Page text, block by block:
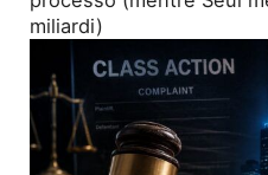
miliardi)